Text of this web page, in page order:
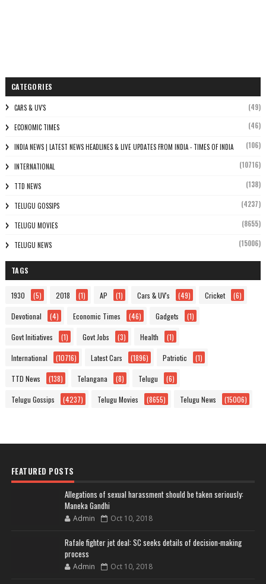
CATEGORIES
CARS & UV'S (49)
ECONOMIC TIMES (46)
INDIA NEWS | LATEST NEWS HEADLINES & LIVE UPDATES FROM INDIA - TIMES OF INDIA (106)
INTERNATIONAL (10716)
TTD NEWS (138)
TELUGU GOSSIPS (4237)
TELUGU MOVIES (8655)
TELUGU NEWS (15006)
TAGS
1930 (5) 2018 (1) AP (1) Cars & UV's (49) Cricket (6)
Devotional (4) Economic Times (46) Gadgets (1)
Govt Initiatives (1) Govt Jobs (3) Health (1)
International (10716) Latest Cars (1896) Patriotic (1)
TTD News (138) Telangana (8) Telugu (6)
Telugu Gossips (4237) Telugu Movies (8655) Telugu News (15006)
FEATURED POSTS
Allegations of sexual harassment should be taken seriously:
Maneka Gandhi
Admin Oct 10, 2018
Rafale fighter jet deal: SC seeks details of decision-making
process
Admin Oct 10, 2018